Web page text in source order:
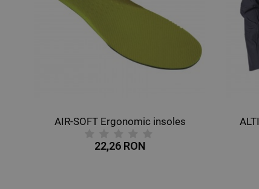
AIR-SOFT Ergonomic insoles
22,26 RON